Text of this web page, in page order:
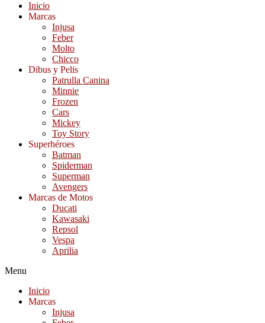
Inicio
Marcas
Injusa
Feber
Molto
Chicco
Dibus y Pelis
Patrulla Canina
Minnie
Frozen
Cars
Mickey
Toy Story
Superhéroes
Batman
Spiderman
Superman
Avengers
Marcas de Motos
Ducati
Kawasaki
Repsol
Vespa
Aprilia
Menu
Inicio
Marcas
Injusa